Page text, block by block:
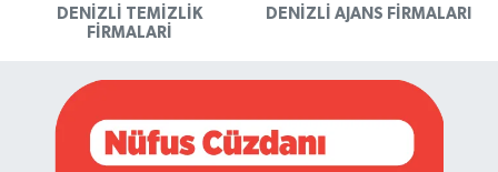
DENIZLI TEMIZLIK
FIRMALARI
DENIZLI AJANS FIRMALARI